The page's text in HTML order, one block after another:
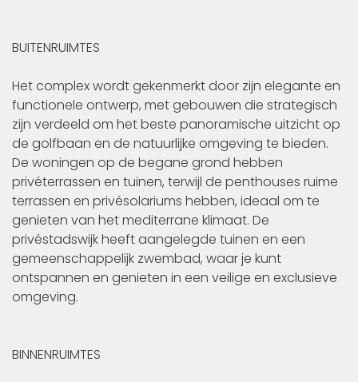
BUITENRUIMTES
Het complex wordt gekenmerkt door zijn elegante en
functionele ontwerp, met gebouwen die strategisch
zijn verdeeld om het beste panoramische uitzicht op
de golfbaan en de natuurlijke omgeving te bieden.
De woningen op de begane grond hebben
privéterrassen en tuinen, terwijl de penthouses ruime
terrassen en privésolariums hebben, ideaal om te
genieten van het mediterrane klimaat. De
privéstadswijk heeft aangelegde tuinen en een
gemeenschappelijk zwembad, waar je kunt
ontspannen en genieten in een veilige en exclusieve
omgeving.
BINNENRUIMTES